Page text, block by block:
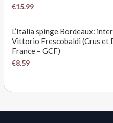
€15.99
L’Italia spinge Bordeaux:
Vittorio Frescobaldi (Crus et
France – GCF)
€8.59